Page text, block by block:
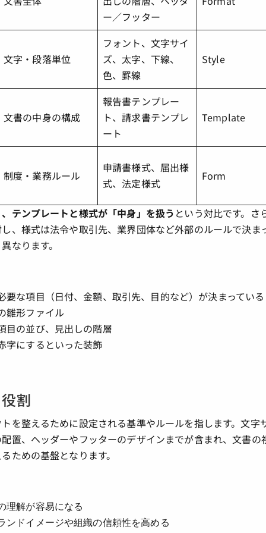
ー／フッター
文字・段落単位
フォント、文字サイ
ズ、太字、下線、
色、罫線
Style
文書の中身の構成
報告書テンプレー
ト、請求書テンプレ
ート
Template
制度・業務ルール
申請書様式、届出様
式、法定様式
Form
テンプレートと様式が「中身」を扱う という対比です。さ
、様式は法令や取引先、業界団体など外部のルールで決ま
なります。
な項目（日付、金額、取引先、目的など）が決まっている
雛形ファイル
目の並び、見出しの階層
字にするといった装飾
割
を整えるために設定される基準やルールを指します。文字
置、ヘッダーやフッターのデザインまでが含まれ、文書の
ための基盤となります。
理解が容易になる
ンドイメージや組織の信頼性を高める